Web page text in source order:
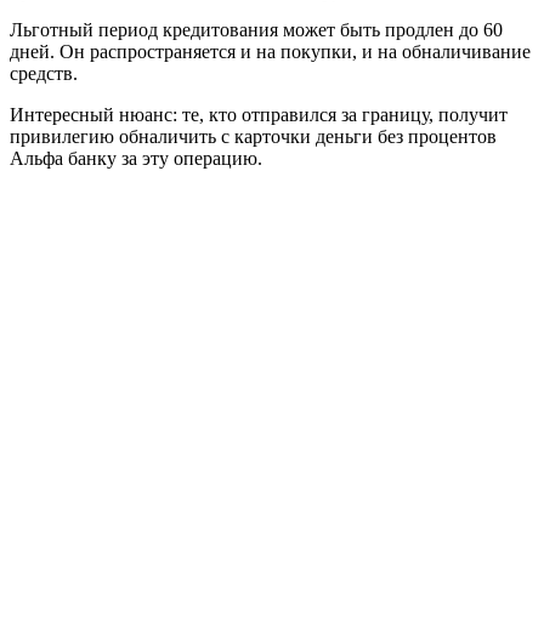
Льготный период кредитования может быть продлен до 60
дней. Он распространяется и на покупки, и на обналичивание
средств.
Интересный нюанс: те, кто отправился за границу, получит
привилегию обналичить с карточки деньги без процентов
Альфа банку за эту операцию.